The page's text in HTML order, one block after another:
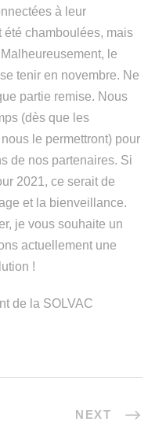
à leur
chamboulées, mais
le
tenir en novembre. Ne
partie remise. Nous
(dès que les
le permettront) pour
de nos partenaires. Si
2021, ce serait de
et la bienveillance.
je vous souhaite un
actuellement une
!
de la SOLVAC
NEXT